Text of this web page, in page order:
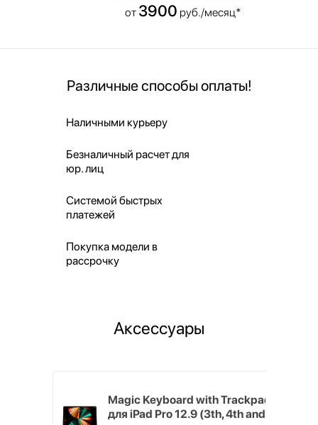
от 3900 руб./месяц*
Различные способы оплаты!
Наличными курьеру
Безналичный расчет для
юр. лиц
Системой быстрых
платежей
Покупка модели в
рассрочку
Аксессуары
Magic Keyboard with Trackpad
для iPad Pro 12.9 (3th, 4th and